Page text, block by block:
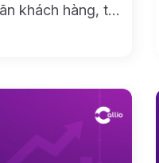
khách hàng, tự
luận trên mạng